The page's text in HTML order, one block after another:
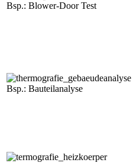
Bsp.: Blower-Door Test
Bsp.: Bauteilanalyse